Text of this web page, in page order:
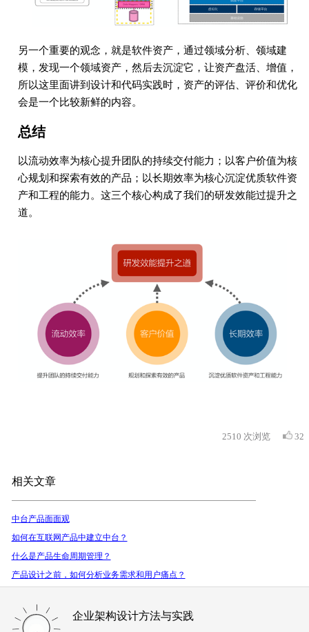
另一个重要的观念，就是软件资产，通过领域分析、领域建
模，发现一个领域资产，然后去沉淀它，让资产盘活、增值，
所以这里面讲到设计和代码实践时，资产的评估、评价和优化
会是一个比较新鲜的内容。
总结
以流动效率为核心提升团队的持续交付能力；以客户价值为核
心规划和探索有效的产品；以长期效率为核心沉淀优质软件资
产和工程的能力。这三个核心构成了我们的研发效能过提升之
道。
2510 次浏览 32
相关文章
中台产品面面观
如何在互联网产品中建立中台？
什么是产品生命周期管理？
产品设计之前，如何分析业务需求和用户痛点？